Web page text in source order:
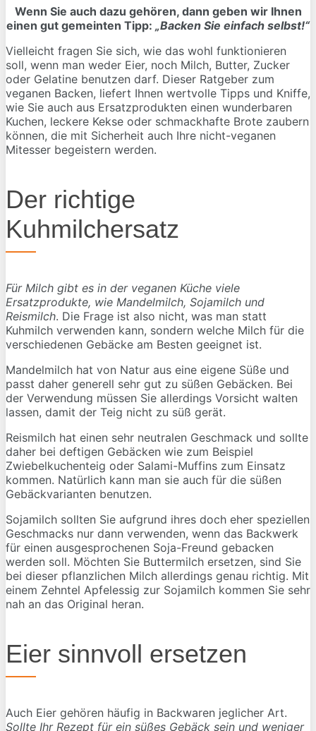
Wenn Sie auch dazu gehören, dann geben wir Ihnen
einen gut gemeinten Tipp: „Backen Sie einfach selbst!“
Vielleicht fragen Sie sich, wie das wohl funktionieren
soll, wenn man weder Eier, noch Milch, Butter, Zucker
oder Gelatine benutzen darf. Dieser Ratgeber zum
veganen Backen, liefert Ihnen wertvolle Tipps und Kniffe,
wie Sie auch aus Ersatzprodukten einen wunderbaren
Kuchen, leckere Kekse oder schmackhafte Brote zaubern
können, die mit Sicherheit auch Ihre nicht-veganen
Mitesser begeistern werden.
Der richtige
Kuhmilchersatz
Für Milch gibt es in der veganen Küche viele
Ersatzprodukte, wie Mandelmilch, Sojamilch und
Reismilch. Die Frage ist also nicht, was man statt
Kuhmilch verwenden kann, sondern welche Milch für die
verschiedenen Gebäcke am Besten geeignet ist.
Mandelmilch hat von Natur aus eine eigene Süße und
passt daher generell sehr gut zu süßen Gebäcken. Bei
der Verwendung müssen Sie allerdings Vorsicht walten
lassen, damit der Teig nicht zu süß gerät.
Reismilch hat einen sehr neutralen Geschmack und sollte
daher bei deftigen Gebäcken wie zum Beispiel
Zwiebelkuchenteig oder Salami-Muffins zum Einsatz
kommen. Natürlich kann man sie auch für die süßen
Gebäckvarianten benutzen.
Sojamilch sollten Sie aufgrund ihres doch eher speziellen
Geschmacks nur dann verwenden, wenn das Backwerk
für einen ausgesprochenen Soja-Freund gebacken
werden soll. Möchten Sie Buttermilch ersetzen, sind Sie
bei dieser pflanzlichen Milch allerdings genau richtig. Mit
einem Zehntel Apfelessig zur Sojamilch kommen Sie sehr
nah an das Original heran.
Eier sinnvoll ersetzen
Auch Eier gehören häufig in Backwaren jeglicher Art.
Sollte Ihr Rezept für ein süßes Gebäck sein und weniger